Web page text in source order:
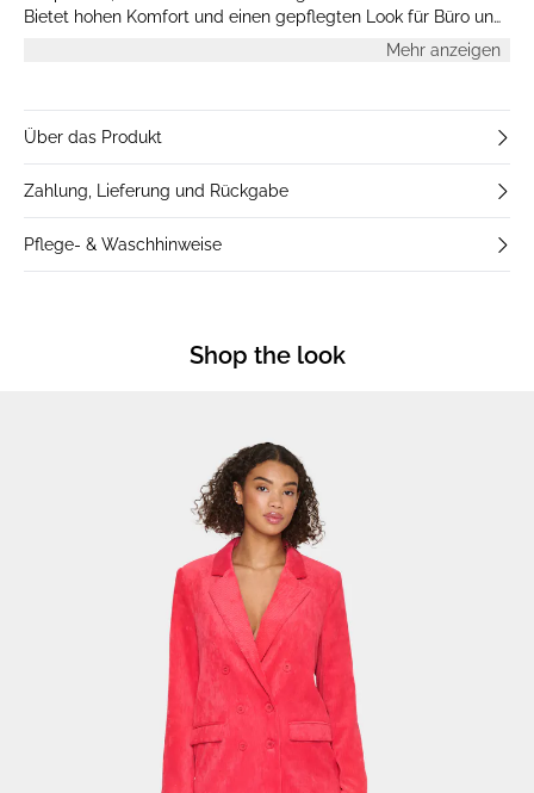
Bietet hohen Komfort und einen gepflegten Look für Büro und
Mehr anzeigen
Über das Produkt
Zahlung, Lieferung und Rückgabe
Pflege- & Waschhinweise
Shop the look